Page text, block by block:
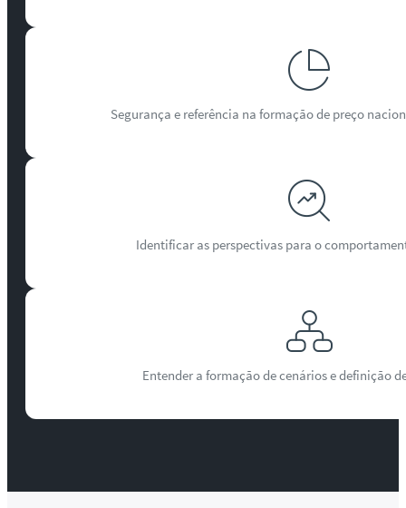
Segurança e referência na formação de preço
Identificar as perspectivas para o
Entender a formação de cenários e definição